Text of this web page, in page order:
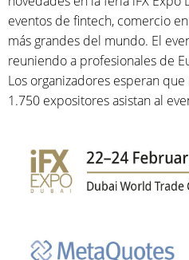
eventos de fintech, comercio
más grandes del mundo. El
reuniendo a profesionales de
Los organizadores esperan
1.750 expositores asistan al